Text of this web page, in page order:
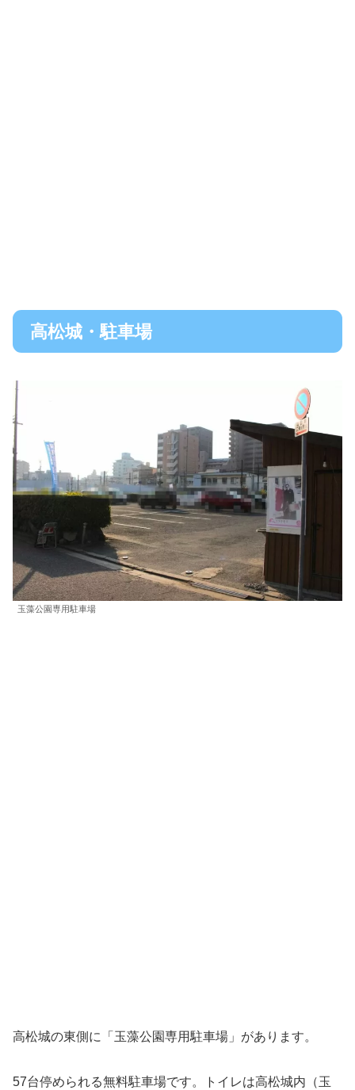
高松城・駐車場
玉藻公園専用駐車場
高松城の東側に「玉藻公園専用駐車場」があります。
57台停められる無料駐車場です。トイレは高松城内（玉